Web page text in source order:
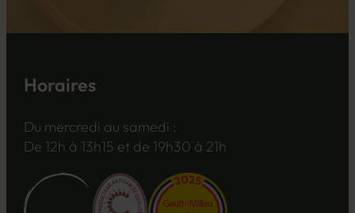
Horaires
Du mercredi au samedi :
De 12h à 13h15 et de 19h30 à 21h